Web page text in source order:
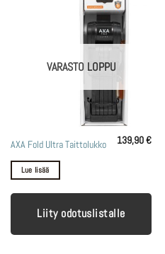
VARASTO LOPPU
AXA Fold Ultra Taittolukko 139,90€
Lue lisää
Liity odotuslistalle